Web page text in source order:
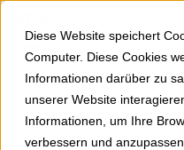
Diese Website speichert
Computer. Diese Cookies
Informationen darüber zu
unserer Website
Informationen, um Ihre
verbessern und
Springe zu Hauptinhalt